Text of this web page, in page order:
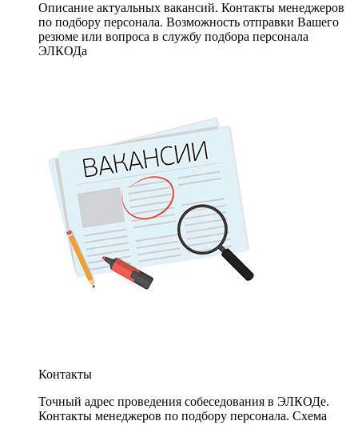
Описание актуальных вакансий. Контакты менеджеров
по подбору персонала. Возможность отправки Вашего
резюме или вопроса в службу подбора персонала
ЭЛКОДа
Контакты
Точный адрес проведения собеседования в ЭЛКОДе.
Контакты менеджеров по подбору персонала. Схема